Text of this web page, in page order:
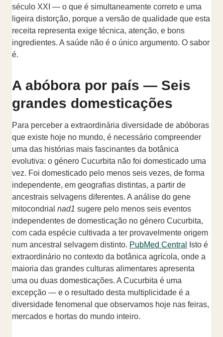
século XXI — o que é simultaneamente correto e uma
ligeira distorção, porque a versão de qualidade que esta
receita representa exige técnica, atenção, e bons
ingredientes. A saúde não é o único argumento. O sabor
é.
A abóbora por país — Seis
grandes domesticações
Para perceber a extraordinária diversidade de abóboras
que existe hoje no mundo, é necessário compreender
uma das histórias mais fascinantes da botânica
evolutiva: o género Cucurbita não foi domesticado uma
vez. Foi domesticado pelo menos seis vezes, de forma
independente, em geografias distintas, a partir de
ancestrais selvagens diferentes. A análise do gene
mitocondrial nad1 sugere pelo menos seis eventos
independentes de domesticação no género Cucurbita,
com cada espécie cultivada a ter provavelmente origem
num ancestral selvagem distinto. PubMed Central
Isto é
extraordinário no contexto da botânica agrícola, onde a
maioria das grandes culturas alimentares apresenta
uma ou duas domesticações. A Cucurbita é uma
excepção — e o resultado desta multiplicidade é a
diversidade fenomenal que observamos hoje nas feiras,
mercados e hortas do mundo inteiro.